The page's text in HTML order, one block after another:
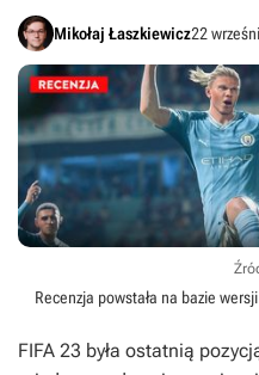
Mikołaj Łaszkiewicz22
Recenzja powstała na bazie wersji
FIFA 23 była ostatnią